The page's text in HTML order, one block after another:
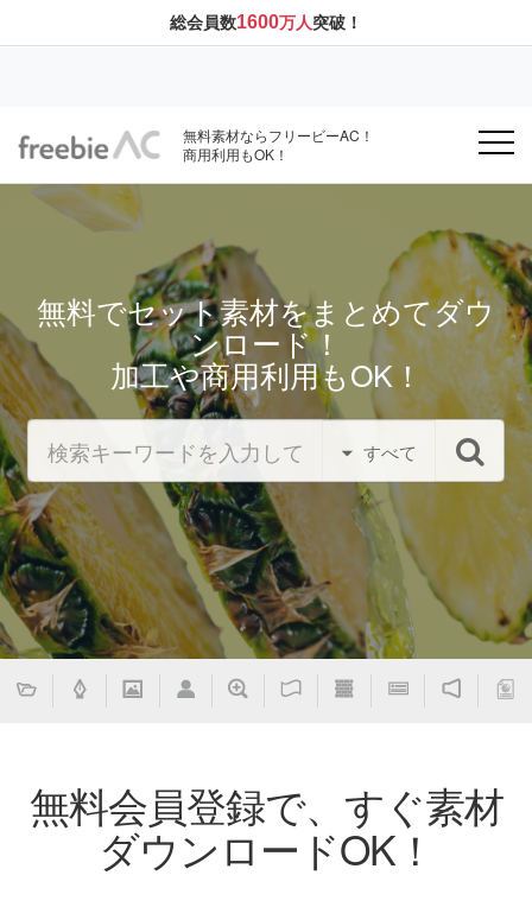
総会員数1600万人突破！
無料素材ならフリービーAC！
商用利用もOK！
無料でセット素材をまとめてダウ
ンロード！
加工や商用利用もOK！
すべて
無料会員登録で、すぐ素材
ダウンロードOK！